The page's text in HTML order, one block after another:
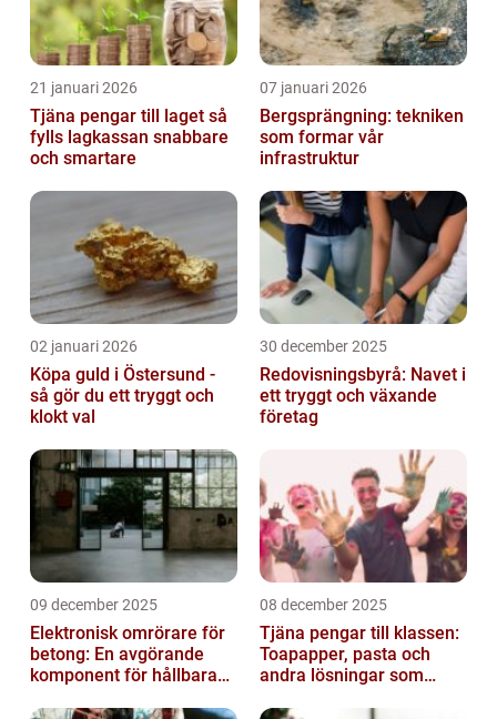
21 januari 2026
Tjäna pengar till laget så
fylls lagkassan snabbare
och smartare
07 januari 2026
Bergsprängning: tekniken
som formar vår
infrastruktur
02 januari 2026
Köpa guld i Östersund -
så gör du ett tryggt och
klokt val
30 december 2025
Redovisningsbyrå: Navet i
ett tryggt och växande
företag
09 december 2025
Elektronisk omrörare för
betong: En avgörande
komponent för hållbara
08 december 2025
Tjäna pengar till klassen:
Toapapper, pasta och
andra lösningar som